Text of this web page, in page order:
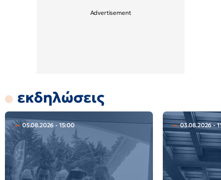
εκδηλώσεις
05.08.2026 - 15:00 03.08.2026 -